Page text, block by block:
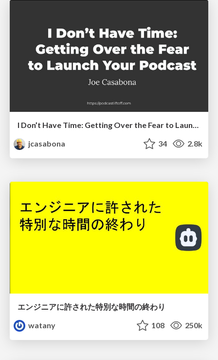
jcasabona
34 2.8k
エンジニアに許された特別な時間の終わり
watany
108 250k